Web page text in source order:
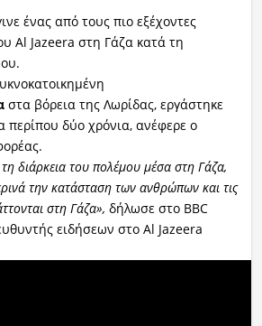
ένας από τους πιο εξέχοντες
Al Jazeera στη Γάζα κατά τη
στα βόρεια της Λωρίδας, εργάστηκε
περίπου δύο χρόνια, ανέφερε ο
διάρκεια του πολέμου μέσα στη Γάζα,
την κατάσταση των ανθρώπων και τις
στη Γάζα», δήλωσε στο BBC
ειδήσεων στο Al Jazeera